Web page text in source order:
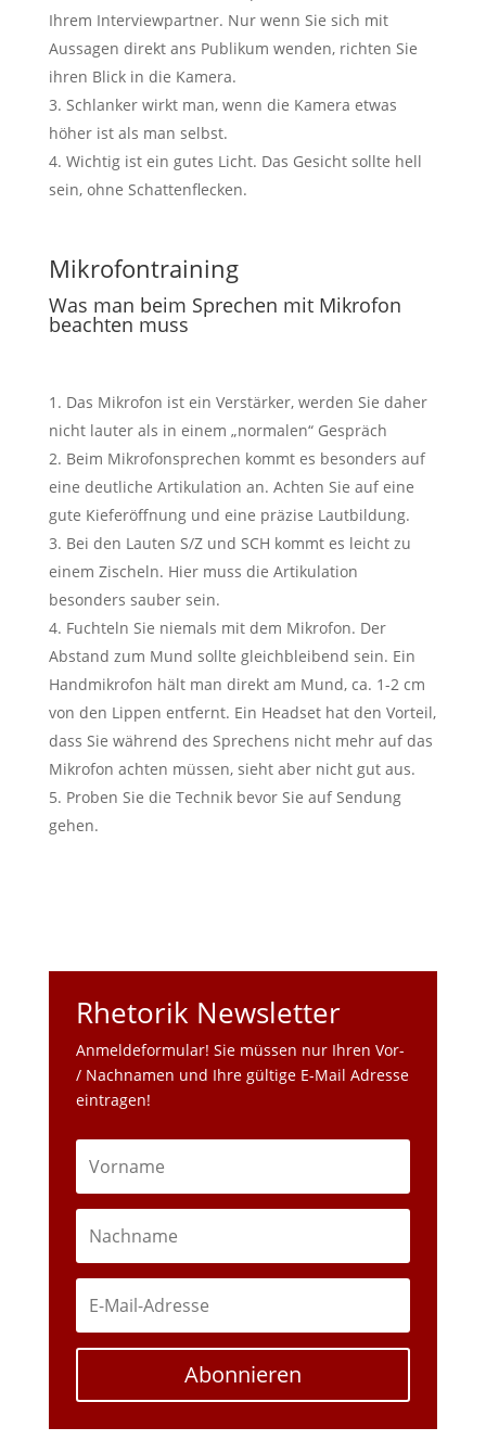
Ihrem Interviewpartner. Nur wenn Sie sich mit
Aussagen direkt ans Publikum wenden, richten Sie
ihren Blick in die Kamera.
Schlanker wirkt man, wenn die Kamera etwas
höher ist als man selbst.
Wichtig ist ein gutes Licht. Das Gesicht sollte hell
sein, ohne Schattenflecken.
Mikrofontraining
Was man beim Sprechen mit Mikrofon
beachten muss
Das Mikrofon ist ein Verstärker, werden Sie daher
nicht lauter als in einem „normalen“ Gespräch
Beim Mikrofonsprechen kommt es besonders auf
eine deutliche Artikulation an. Achten Sie auf eine
gute Kieferöffnung und eine präzise Lautbildung.
Bei den Lauten S/Z und SCH kommt es leicht zu
einem Zischeln. Hier muss die Artikulation
besonders sauber sein.
Fuchteln Sie niemals mit dem Mikrofon. Der
Abstand zum Mund sollte gleichbleibend sein. Ein
Handmikrofon hält man direkt am Mund, ca. 1-2 cm
von den Lippen entfernt. Ein Headset hat den Vorteil,
dass Sie während des Sprechens nicht mehr auf das
Mikrofon achten müssen, sieht aber nicht gut aus.
Proben Sie die Technik bevor Sie auf Sendung
gehen.
Rhetorik Newsletter
Anmeldeformular! Sie müssen nur Ihren Vor-
/ Nachnamen und Ihre gültige E-Mail Adresse
eintragen!
Abonnieren